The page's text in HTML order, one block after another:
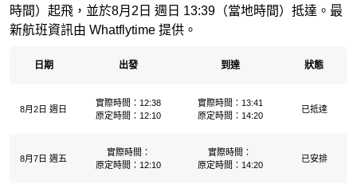
時間）起飛，並於8月2日 週日 13:39（當地時間）抵達。最
新航班資訊由 Whatflytime 提供。
日期 出發 到達 狀態
8月2日 週日
實際時間：12:38
原定時間：12:10
實際時間：13:41
原定時間：14:20
已抵達
8月7日 週五
實際時間：
原定時間：12:10
實際時間：
原定時間：14:20
已安排